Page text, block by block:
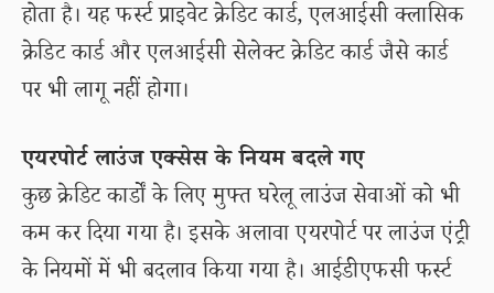
होता है। यह फर्स्ट प्राइवेट क्रेडिट कार्ड, एलआईसी क्लासिक
क्रेडिट कार्ड और एलआईसी सेलेक्ट क्रेडिट कार्ड जैसे कार्ड
पर भी लागू नहीं होगा।
एयरपोर्ट लाउंज एक्सेस के नियम बदले गए
कुछ क्रेडिट कार्डों के लिए मुफ्त घरेलू लाउंज सेवाओं को भी
कम कर दिया गया है। इसके अलावा एयरपोर्ट पर लाउंज एंट्री
के नियमों में भी बदलाव किया गया है। आईडीएफसी फर्स्ट